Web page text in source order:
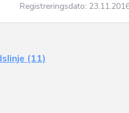
Registreringsdato:
(11)